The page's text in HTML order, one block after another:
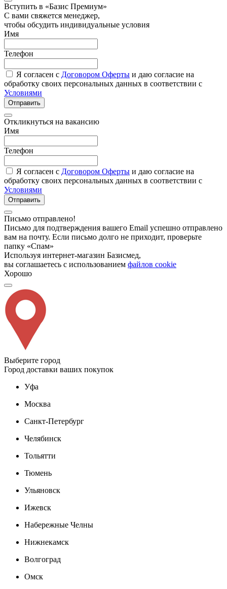
Вступить в «Базис Премиум»
С вами свяжется менеджер,
чтобы обсудить индивидуальные условия
Имя
Телефон
Я согласен с Договором Оферты и даю согласие на
обработку своих персональных данных в соответствии с
Условиями
Отправить
Откликнуться на вакансию
Имя
Телефон
Я согласен с Договором Оферты и даю согласие на
обработку своих персональных данных в соответствии с
Условиями
Отправить
Письмо отправлено!
Письмо для подтверждения вашего Email успешно отправлено
вам на почту. Если письмо долго не приходит, проверьте
папку «Спам»
Используя интернет-магазин Базисмед,
вы соглашаетесь с использованием файлов cookie
Хорошо
Выберите город
Город доставки ваших покупок
Уфа
Москва
Санкт-Петербург
Челябинск
Тольятти
Тюмень
Ульяновск
Ижевск
Набережные Челны
Нижнекамск
Волгоград
Омск